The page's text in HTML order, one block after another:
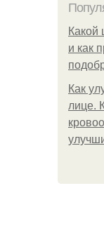
Какой
и как
Как
лице.